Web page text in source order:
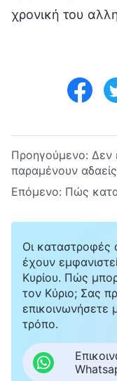
χρονική του
Προηγούμενο: Δεν
παραμένουν
Επόμενο: Πώς
Οι καταστροφές
έχουν
Κυρίου. Πώς
τον Κύριο; Σας
επικοινωνήσετε
τρόπο.